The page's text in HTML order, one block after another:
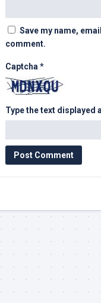
Save my name,
comment.
Captcha *
Type the text displayed